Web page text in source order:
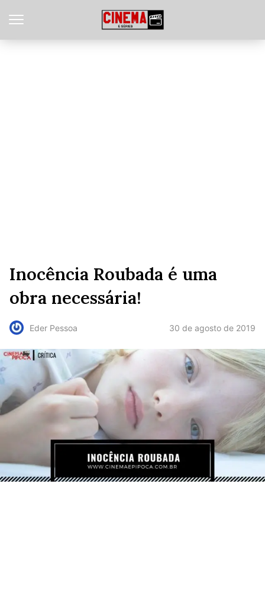
Inocência Roubada é uma
obra necessária!
Eder Pessoa 30 de agosto de 2019